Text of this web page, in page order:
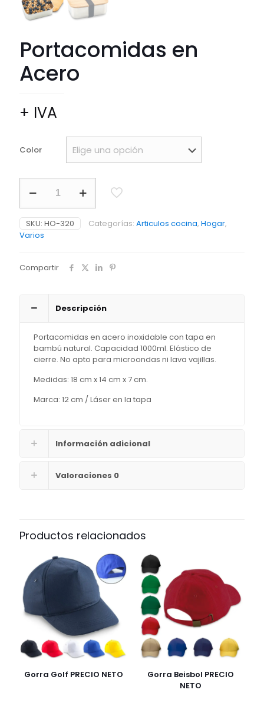
Portacomidas en
Acero
+ IVA
Color
Acero
cantidad
SKU: HO-320 Categorías: Articulos cocina, Hogar,
Varios
Compartir
Descripción
Portacomidas en acero inoxidable con tapa en
bambú natural. Capacidad 1000ml. Elástico de
cierre. No apto para microondas ni lava vajillas.
Medidas: 18 cm x 14 cm x 7 cm.
Marca: 12 cm / Láser en la tapa
Información adicional
Valoraciones 0
Productos relacionados
Gorra Golf PRECIO NETO
Gorra Beisbol PRECIO
NETO